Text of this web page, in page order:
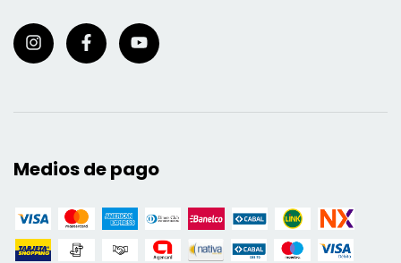
Medios de pago